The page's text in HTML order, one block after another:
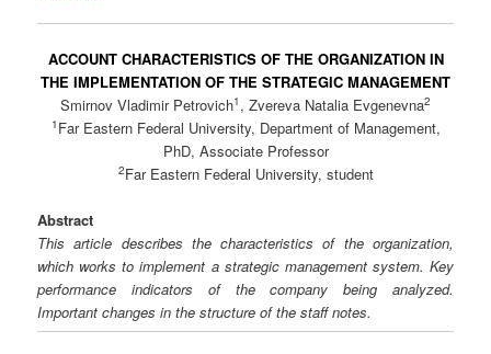
ACCOUNT CHARACTERISTICS OF THE ORGANIZATION IN
THE IMPLEMENTATION OF THE STRATEGIC MANAGEMENT
Smirnov Vladimir Petrovich1 , Zvereva Natalia Evgenevna2
1 Far Eastern Federal University, Department of Management,
PhD, Associate Professor
2Far Eastern Federal University, student
Abstract
This article describes the characteristics of the organization,
which works to implement a strategic management system. Key
performance indicators of the company being analyzed.
Important changes in the structure of the staff notes.